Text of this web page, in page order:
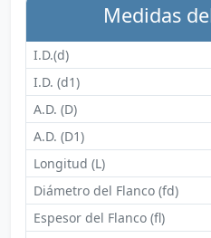
Medidas
I.D.(d)
I.D. (d1)
A.D. (D)
A.D. (D1)
Longitud (L)
Diámetro del Flanco (fd)
Espesor del Flanco (fl)